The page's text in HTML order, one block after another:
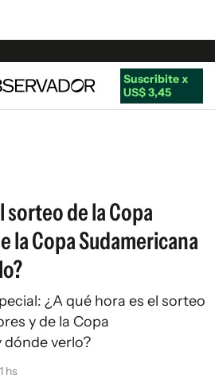
Suscribite x
US$ 3,45
sorteo de la Copa
la Copa Sudamericana
¿A qué hora es el sorteo
y de la Copa
dónde verlo?
hs